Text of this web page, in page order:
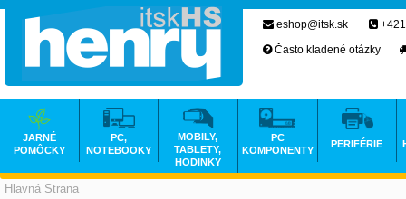
Hlavná Strana
eshop@itsk.sk
Často kladené otázky
JARNÉ
POMÔCKY
PC,
NOTEBOOKY
MOBILY,
TABLETY,
HODINKY
PC
KOMPONENTY
PERIFÉRIE